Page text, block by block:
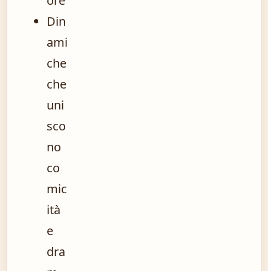
Din
ami
che
che
uni
sco
no
co
mic
ità
e
dra